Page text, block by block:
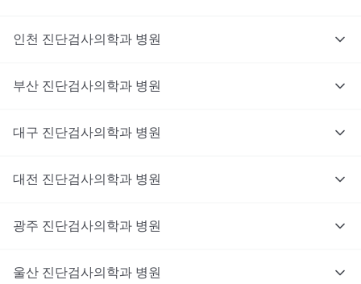
인천 진단검사의학과 병원
부산 진단검사의학과 병원
대구 진단검사의학과 병원
대전 진단검사의학과 병원
광주 진단검사의학과 병원
울산 진단검사의학과 병원